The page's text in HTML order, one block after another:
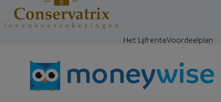
Het LijfrenteVoordeelplan